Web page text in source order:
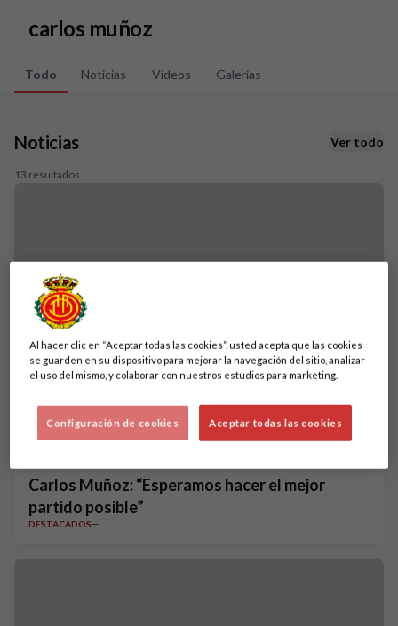
carlos muñoz
Todo Noticias Vídeos Galerías
Noticias Ver todo
13 resultados
Carlos Muñoz: “Esperamos hacer el mejor
partido posible”
DESTACADOS
Al hacer clic en “Aceptar todas las cookies”, usted acepta que las cookies
se guarden en su dispositivo para mejorar la navegación del sitio, analizar
el uso del mismo, y colaborar con nuestros estudios para marketing.
Aceptar todas las cookies
Configuración de cookies